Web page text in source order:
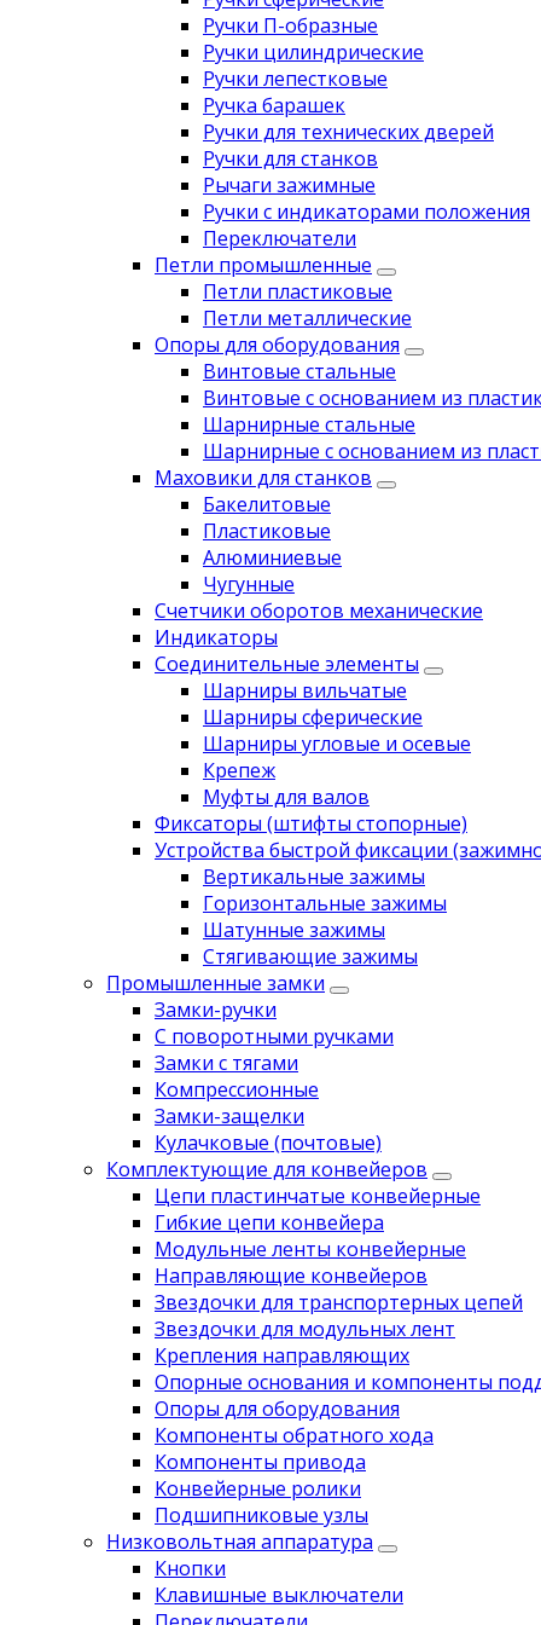
Ручки П-образные
Ручки цилиндрические
Ручки лепестковые
Ручка барашек
Ручки для технических дверей
Ручки для станков
Рычаги зажимные
Ручки с индикаторами положения
Переключатели
Петли промышленные
Петли пластиковые
Петли металлические
Опоры для оборудования
Винтовые стальные
Винтовые с основанием из
Шарнирные стальные
Шарнирные с основанием из
Маховики для станков
Бакелитовые
Пластиковые
Алюминиевые
Чугунные
Счетчики оборотов механические
Индикаторы
Соединительные элементы
Шарниры вильчатые
Шарниры сферические
Шарниры угловые и осевые
Крепеж
Муфты для валов
Фиксаторы (штифты стопорные)
Устройства быстрой фиксации
Вертикальные зажимы
Горизонтальные зажимы
Шатунные зажимы
Стягивающие зажимы
Промышленные замки
Замки-ручки
С поворотными ручками
Замки с тягами
Компрессионные
Замки-защелки
Кулачковые (почтовые)
Комплектующие для конвейеров
Цепи пластинчатые конвейерные
Гибкие цепи конвейера
Модульные ленты конвейерные
Направляющие конвейеров
Звездочки для транспортерных цепей
Звездочки для модульных лент
Крепления направляющих
Опорные основания и компоненты
Опоры для оборудования
Компоненты обратного хода
Компоненты привода
Koнвейерныe pолики
Подшипниковые узлы
Низковольтная аппаратура
Кнопки
Клавишные выключатели